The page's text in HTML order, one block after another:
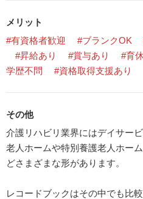
メリット
#有資格者歓迎
#ブランクOK
#昇給あり
#賞与あり #育
学歴不問
#資格取得支援あり
その他
介護リハビリ業界にはデイサー
老人ホームや特別養護老人ホー
どさまざまな形があります。
レコードブックはその中でも比